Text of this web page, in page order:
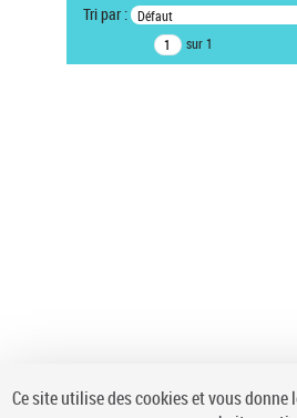
ne s'applique pas
Statut de la notice d’autorité
Tri par : Défaut
sur 1
Ce site utilise des cookies et vous donne